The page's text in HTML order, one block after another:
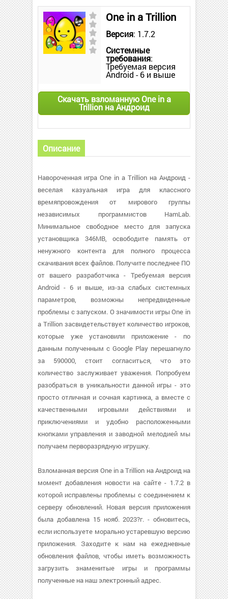
One in a Trillion
Версия: 1.7.2
Системные
требования:
Требуемая версия
Android - 6 и выше
Скачать взломанную One in a
Trillion на Андроид
Описание
Навороченная игра One in a Trillion на Андроид -
веселая казуальная игра для классного
времяпровождения от мирового группы
независимых программистов HamLab.
Минимальное свободное место для запуска
установщика 346MB, освободите память от
ненужного контента для полного процесса
скачивания всех файлов. Получите последнее ПО
от вашего разработчика - Требуемая версия
Android - 6 и выше, из-за слабых системных
параметров, возможны непредвиденные
проблемы с запуском. О значимости игры One in
a Trillion засвидетельствует количество игроков,
которые уже установили приложение - по
данным полученным с Google Play перешагнуло
за 590000, стоит согласиться, что это
количество заслуживает уважения. Попробуем
разобраться в уникальности данной игры - это
просто отличная и сочная картинка, а вместе с
качественными игровыми действиями и
приключениями и удобно расположенными
кнопками управления и заводной мелодией мы
получаем перворазрядную игрушку.
Взломанная версия One in a Trillion на Андроид на
момент добавления новости на сайте - 1.7.2 в
которой исправлены проблемы с соединением к
серверу обновлений. Новая версия приложения
была добавлена 15 нояб. 2023?г. - обновитесь,
если используете морально устаревшую версию
приложения. Заходите к нам на ежедневные
обновления файлов, чтобы иметь возможность
загрузить знаменитые игры и программы
полученные на наш электронный адрес.